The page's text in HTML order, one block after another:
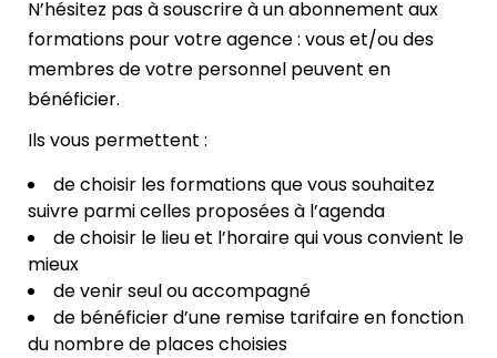
N’hésitez pas à souscrire à un abonnement aux
formations pour votre agence : vous et/ou des
membres de votre personnel peuvent en
bénéficier.
Ils vous permettent :
de choisir les formations que vous souhaitez
suivre parmi celles proposées à l’agenda
de choisir le lieu et l’horaire qui vous convient le
mieux
de venir seul ou accompagné
de bénéficier d’une remise tarifaire en fonction
du nombre de places choisies